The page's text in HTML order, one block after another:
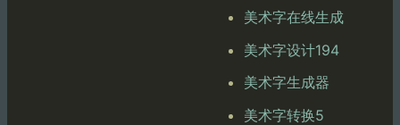
美术字在线生成
美术字设计194
美术字生成器
美术字转换5